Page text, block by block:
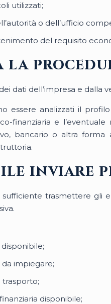
utilizzati;
o dell’ufficio
del requisito
la
dati dell’impresa e dalla
essere analizzati il
finanziaria e
bancario o altra forma
inviare
trasmettere
impiegare;
trasporto;
disponibile;